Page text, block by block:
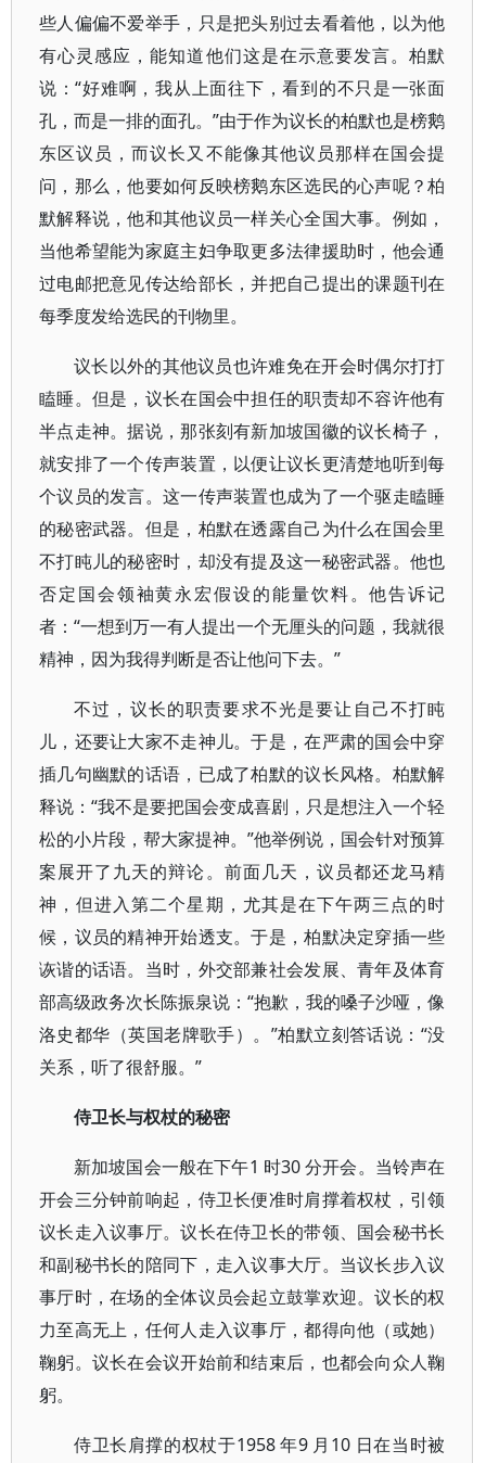
些人偏偏不爱举手，只是把头别过去看着他，以为他
有心灵感应，能知道他们这是在示意要发言。柏默
说：“好难啊，我从上面往下，看到的不只是一张面
孔，而是一排的面孔。”由于作为议长的柏默也是榜鹅
东区议员，而议长又不能像其他议员那样在国会提
问，那么，他要如何反映榜鹅东区选民的心声呢？柏
默解释说，他和其他议员一样关心全国大事。例如，
当他希望能为家庭主妇争取更多法律援助时，他会通
过电邮把意见传达给部长，并把自己提出的课题刊在
每季度发给选民的刊物里。
议长以外的其他议员也许难免在开会时偶尔打打
瞌睡。但是，议长在国会中担任的职责却不容许他有
半点走神。据说，那张刻有新加坡国徽的议长椅子，
就安排了一个传声装置，以便让议长更清楚地听到每
个议员的发言。这一传声装置也成为了一个驱走瞌睡
的秘密武器。但是，柏默在透露自己为什么在国会里
不打盹儿的秘密时，却没有提及这一秘密武器。他也
否定国会领袖黄永宏假设的能量饮料。他告诉记
者：“一想到万一有人提出一个无厘头的问题，我就很
精神，因为我得判断是否让他问下去。”
不过，议长的职责要求不光是要让自己不打盹
儿，还要让大家不走神儿。于是，在严肃的国会中穿
插几句幽默的话语，已成了柏默的议长风格。柏默解
释说：“我不是要把国会变成喜剧，只是想注入一个轻
松的小片段，帮大家提神。”他举例说，国会针对预算
案展开了九天的辩论。前面几天，议员都还龙马精
神，但进入第二个星期，尤其是在下午两三点的时
候，议员的精神开始透支。于是，柏默决定穿插一些
诙谐的话语。当时，外交部兼社会发展、青年及体育
部高级政务次长陈振泉说：“抱歉，我的嗓子沙哑，像
洛史都华（英国老牌歌手）。”柏默立刻答话说：“没
关系，听了很舒服。”
侍卫长与权杖的秘密
新加坡国会一般在下午1 时30 分开会。当铃声在
开会三分钟前响起，侍卫长便准时肩撑着权杖，引领
议长走入议事厅。议长在侍卫长的带领、国会秘书长
和副秘书长的陪同下，走入议事大厅。当议长步入议
事厅时，在场的全体议员会起立鼓掌欢迎。议长的权
力至高无上，任何人走入议事厅，都得向他（或她）
鞠躬。议长在会议开始前和结束后，也都会向众人鞠
躬。
侍卫长肩撑的权杖于1958 年9 月10 日在当时被